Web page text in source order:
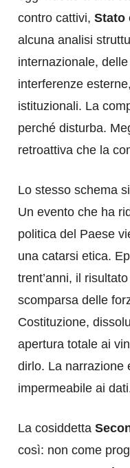
contro cattivi, Stato
alcuna analisi
internazionale,
interferenze
istituzionali. La
perché disturba.
retroattiva che la
Lo stesso schema
Un evento che ha
politica del Paese
una catarsi etica.
trent’anni, il
scomparsa delle
Costituzione,
apertura totale ai
dirlo. La narrazione
impermeabile ai
La cosiddetta
così: non come